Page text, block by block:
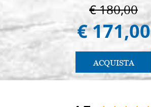
€ 180,00
€ 171,00
ACQUISTA